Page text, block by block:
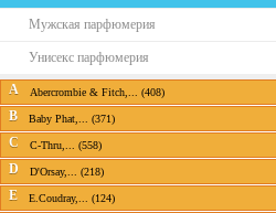
Мужская парфюмерия
Унисекс парфюмерия
A Abercrombie & Fitch,... (408)
B Baby Phat,... (371)
C C-Thru,... (558)
D D'Orsay,... (218)
E E.Coudray,... (124)